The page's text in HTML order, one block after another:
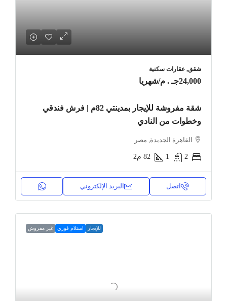
شقق, عقارات سكنية
24,000جـ . م /شهريا
شقة مفروشة للإيجار بمدينتي 82م | فرش فندقي
وخطوات من النادي
القاهرة الجديدة, مصر
2
1
82 م2
اتصل البريد الإلكتروني
للإيجار استلام فوري غير مفروش